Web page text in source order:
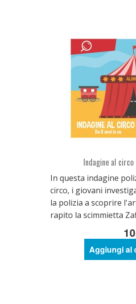
Indagine al
In questa indagine
circo, i giovani
la polizia a scoprire
rapito la scimmietta
Aggiungi al